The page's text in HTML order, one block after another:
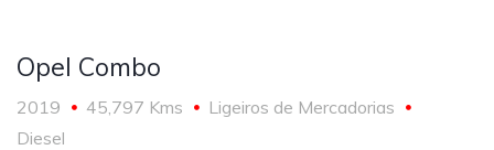
Opel Combo
2019 45,797 Kms
Ligeiros de Mercadorias
Diesel